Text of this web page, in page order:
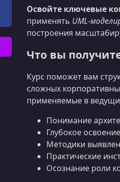
Освойте ключевые
применять
построения
Что вы
Курс поможет вам
сложных
применяемые в
Понимание
Глубокое
Методики
Практические
Осознание роли